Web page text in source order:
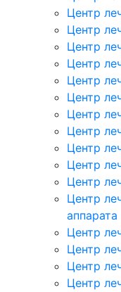
Центр
Центр
Центр
Центр
Центр
Центр
Центр
Центр
Центр
Центр
Центр
Центр
аппарата
Центр
Центр
Центр
Центр